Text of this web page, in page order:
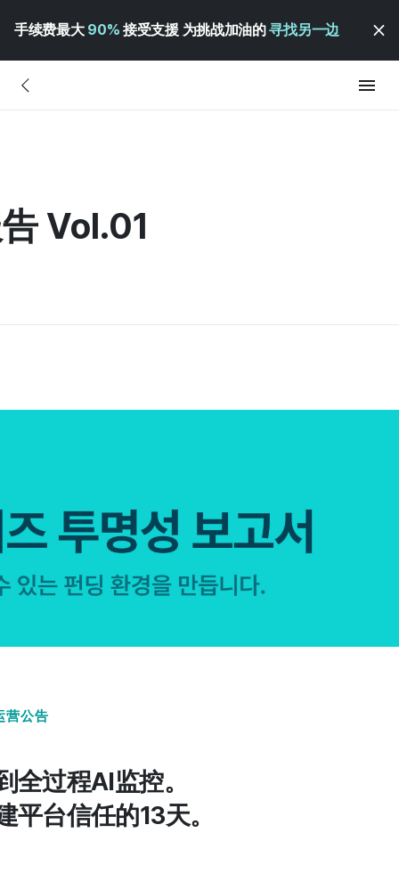
手续费最大 90% 接受支援 为挑战加油的寻找另一边
Vol.01
营公告
全过程AI监控。
平台信任的13天。